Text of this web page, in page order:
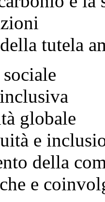
tutela
globale
e
della
e